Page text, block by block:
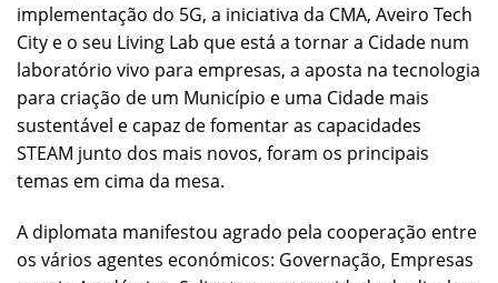
implementação do 5G, a iniciativa da CMA, Aveiro Tech
City e o seu Living Lab que está a tornar a Cidade num
laboratório vivo para empresas, a aposta na tecnologia
para criação de um Município e uma Cidade mais
sustentável e capaz de fomentar as capacidades
STEAM junto dos mais novos, foram os principais
temas em cima da mesa.
A diplomata manifestou agrado pela cooperação entre
os vários agentes económicos: Governação, Empresas